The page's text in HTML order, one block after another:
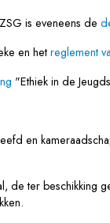
is eveneens de
en het reglement
"Ethiek in de
en
de ter beschikking